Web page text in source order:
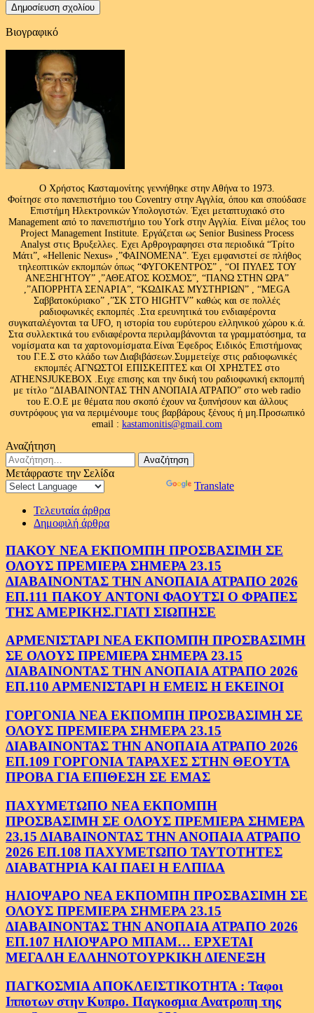
Βιογραφικό
Ο Χρήστος Κασταμονίτης γεννήθηκε στην Αθήνα το 1973.
Φοίτησε στο πανεπιστήμιο του Coventry στην Αγγλία, όπου και σπούδασε
Επιστήμη Ηλεκτρονικών Υπολογιστών. Έχει μεταπτυχιακό στο
Management από το πανεπιστήμιο του Υork στην Αγγλία. Είναι μέλος του
Project Management Institute. Εργάζεται ως Senior Business Process
Analyst στις Βρυξελλες. Εχει Αρθρογραφησει στα περιοδικά “Τρίτο
Μάτι”, «Hellenic Nexus» ,”ΦΑΙΝΟΜΕΝΑ”. Έχει εμφανιστεί σε πλήθος
τηλεοπτικών εκπομπών όπως “ΦΥΓΟΚΕΝΤΡΟΣ” , “ΟΙ ΠΥΛΕΣ ΤΟΥ
ΑΝΕΞΗΓΗΤΟΥ” ,”ΑΘΕΑΤΟΣ ΚΟΣΜΟΣ”, “ΠΑΝΩ ΣΤΗΝ ΩΡΑ”
,”ΑΠΟΡΡΗΤΑ ΣΕΝΑΡΙΑ”, “ΚΩΔΙΚΑΣ ΜΥΣΤΗΡΙΩΝ” , “MEGA
Σαββατοκύριακο” ,”ΣΚ ΣΤΟ HIGHTV” καθώς και σε πολλές
ραδιοφωνικές εκπομπές .Στα ερευνητικά του ενδιαφέροντα
συγκαταλέγονται τα UFO, η ιστορία του ευρύτερου ελληνικού χώρου κ.ά.
Στα συλλεκτικά του ενδιαφέροντα περιλαμβάνονται τα γραμματόσημα, τα
νομίσματα και τα χαρτονομίσματα.Είναι Έφεδρος Ειδικός Επιστήμονας
του Γ.Ε.Σ στο κλάδο των Διαβιβάσεων.Συμμετείχε στις ραδιοφωνικές
εκπομπές ΑΓΝΩΣΤΟΙ ΕΠΙΣΚΕΠΤΕΣ και ΟΙ ΧΡΗΣΤΕΣ στο
ATHENSJUKEBOX .Ειχε επισης και την δική του ραδιοφωνική εκπομπή
με τίτλο “ΔΙΑΒΑΙΝΟΝΤΑΣ ΤΗΝ ΑΝΟΠΑΙΑ ΑΤΡΑΠΟ” στο web radio
του Ε.Ο.Ε με θέματα που σκοπό έχουν να ξυπνήσουν και άλλους
συντρόφους για να περιμένουμε τους βαρβάρους ξένους ή μη.Προσωπικό
email : kastamonitis@gmail.com
Αναζήτηση
Αναζήτηση
για:
Μετάφραστε την Σελίδα
Translate
Τελευταία άρθρα
Δημοφιλή άρθρα
ΠΑΚΟΥ ΝΕΑ ΕΚΠΟΜΠΗ ΠΡΟΣΒΑΣΙΜΗ ΣΕ
ΟΛΟΥΣ ΠΡΕΜΙΕΡΑ ΣΗΜΕΡΑ 23.15
ΔΙΑΒΑΙΝΟΝΤΑΣ ΤΗΝ ΑΝΟΠΑΙΑ ΑΤΡΑΠΟ 2026
ΕΠ.111 ΠΑΚΟΥ ΑΝΤΟΝΙ ΦΑΟΥΤΣΙ Ο ΦΡΑΠΕΣ
ΤΗΣ ΑΜΕΡΙΚΗΣ.ΓΙΑΤΙ ΣΙΩΠΗΣΕ
ΑΡΜΕΝΙΣΤΑΡΙ ΝΕΑ ΕΚΠΟΜΠΗ ΠΡΟΣΒΑΣΙΜΗ
ΣΕ ΟΛΟΥΣ ΠΡΕΜΙΕΡΑ ΣΗΜΕΡΑ 23.15
ΔΙΑΒΑΙΝΟΝΤΑΣ ΤΗΝ ΑΝΟΠΑΙΑ ΑΤΡΑΠΟ 2026
ΕΠ.110 ΑΡΜΕΝΙΣΤΑΡΙ Η ΕΜΕΙΣ Η ΕΚΕΙΝΟΙ
ΓΟΡΓΟΝΙΑ ΝΕΑ ΕΚΠΟΜΠΗ ΠΡΟΣΒΑΣΙΜΗ ΣΕ
ΟΛΟΥΣ ΠΡΕΜΙΕΡΑ ΣΗΜΕΡΑ 23.15
ΔΙΑΒΑΙΝΟΝΤΑΣ ΤΗΝ ΑΝΟΠΑΙΑ ΑΤΡΑΠΟ 2026
ΕΠ.109 ΓΟΡΓΟΝΙΑ ΤΑΡΑΧΕΣ ΣΤΗΝ ΘΕΟΥΤΑ
ΠΡΟΒΑ ΓΙΑ ΕΠΙΘΕΣΗ ΣΕ ΕΜΑΣ
ΠΑΧΥΜΕΤΩΠΟ ΝΕΑ ΕΚΠΟΜΠΗ
ΠΡΟΣΒΑΣΙΜΗ ΣΕ ΟΛΟΥΣ ΠΡΕΜΙΕΡΑ ΣΗΜΕΡΑ
23.15 ΔΙΑΒΑΙΝΟΝΤΑΣ ΤΗΝ ΑΝΟΠΑΙΑ ΑΤΡΑΠΟ
2026 ΕΠ.108 ΠΑΧΥΜΕΤΩΠΟ ΤΑΥΤΟΤΗΤΕΣ
ΔΙΑΒΑΤΗΡΙΑ ΚΑΙ ΠΑΕΙ Η ΕΛΠΙΔΑ
ΗΛΙΟΨΑΡΟ ΝΕΑ ΕΚΠΟΜΠΗ ΠΡΟΣΒΑΣΙΜΗ ΣΕ
ΟΛΟΥΣ ΠΡΕΜΙΕΡΑ ΣΗΜΕΡΑ 23.15
ΔΙΑΒΑΙΝΟΝΤΑΣ ΤΗΝ ΑΝΟΠΑΙΑ ΑΤΡΑΠΟ 2026
ΕΠ.107 ΗΛΙΟΨΑΡΟ ΜΠΑΜ… ΕΡΧΕΤΑΙ
ΜΕΓΑΛΗ ΕΛΛΗΝΟΤΟΥΡΚΙΚΗ ΔΙΕΝΕΞΗ
ΠΑΓΚΟΣΜΙΑ ΑΠΟΚΛΕΙΣΤΙΚΟΤΗΤΑ : Ταφοι
Ιπποτων στην Κυπρο. Παγκοσμια Ανατροπη της